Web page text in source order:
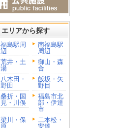
エリアから探す
福島駅周
辺
南福島駅
周辺
荒井・土
湯
御山・森
合
八木田・
野田
飯坂・矢
野目
桑折・国
見・川俣
福島市北
部・伊達
市
梁川・保
原
二本松・
安達